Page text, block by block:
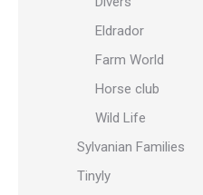
Eldrador
Farm World
Horse club
Wild Life
Sylvanian Families
Tinyly